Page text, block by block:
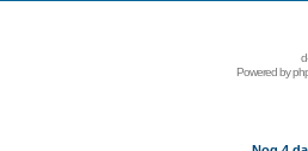
Powered by